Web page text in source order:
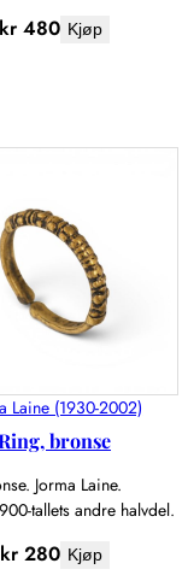
kr 480 Kjøp
Laine (1930-2002)
bronse
Jorma Laine.
tallets andre halvdel.
kr280 Kjøp